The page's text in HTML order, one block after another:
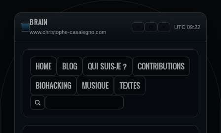
BRAIN
www.christophe-casalegno.com
UTC 09:22
HOME BLOG QUI SUIS-JE ?
CONTRIBUTIONS
BIOHACKING
MUSIQUE TEXTES
Rechercher :